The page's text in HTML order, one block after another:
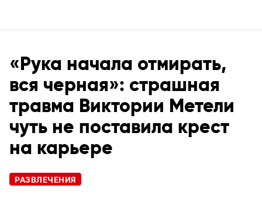
«Рука начала отмирать,
вся черная»: страшная
травма Виктории Метели
чуть не поставила крест
на карьере
РАЗВЛЕЧЕНИЯ